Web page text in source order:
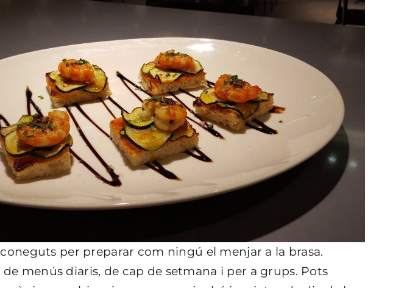
coneguts per preparar com ningú el menjar a la brasa.
menús diaris, de cap de setmana i per a grups. Pots